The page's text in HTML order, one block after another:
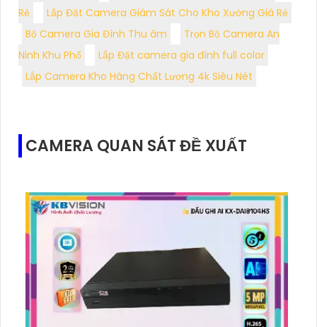
Rẻ
Lắp Đặt Camera Giám Sát Cho Kho Xưởng Giá Rẻ
Bộ Camera Gia Đình Thu âm
Trọn Bộ Camera An
Ninh Khu Phố
Lắp Đặt camera gia đình full color
Lắp Camera Kho Hàng Chất Lượng 4k Siêu Nét
CAMERA QUAN SÁT ĐỀ XUẤT